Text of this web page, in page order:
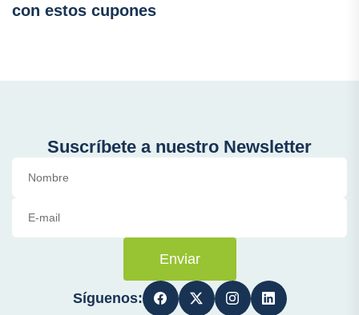
con estos cupones
Suscríbete a nuestro Newsletter
Enviar
Síguenos: